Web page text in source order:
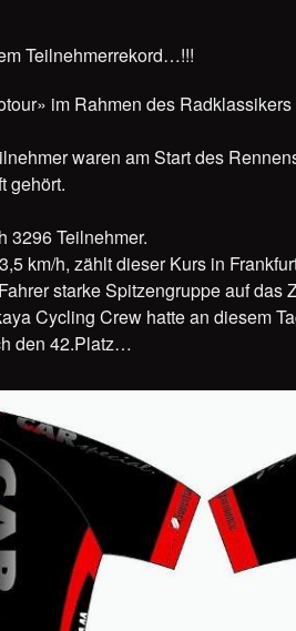
Teilnehmerrekord…!!!
im Rahmen des
waren am Start des
gehört.
3296 Teilnehmer.
km/h, zählt dieser Kurs in
starke Spitzengruppe auf das
Cycling Crew hatte an diesem
den 42.Platz…